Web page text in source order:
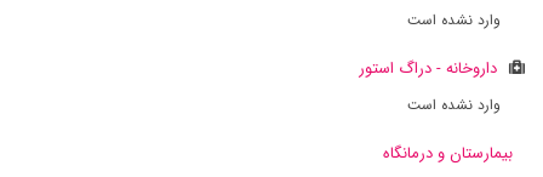
وارد نشده است
داروخانه - دراگ استور
وارد نشده است
بیمارستان و درمانگاه